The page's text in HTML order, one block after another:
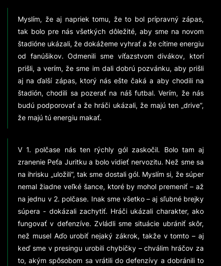
Myslím, že aj napriek tomu, že to bol prípravný zápas,
tak bolo pre nás všetkých dôležité, aby sme na novom
štadióne ukázali, že dokážeme vyhrať a že cítime energiu
od fanúšikov. Odmenili sme víťazstvom divákov, ktorí
prišli, a verím, že sme im dali dobrú pozvánku, aby prišli
aj na ďalší zápas, ktorý nás ešte čaká a aby chodili na
štadión, chodili sa pozerať na náš futbal. Verím, že nás
budú podporovať a že hráči ukázali, že majú ten „drive“,
že majú tú energiu makať.
V 1. polčase nás ten rýchly gól zaskočil. Bolo tam aj
zranenie Peťa Juritku a bolo vidieť nervozitu. Než sme sa
na ihrisku „uložili“, tak sme dostali gól. Myslím si, že súper
nemal žiadne veľké šance, ktoré by mohol premeniť – až
na jednu v 2. polčase. Inak sme všetko – aj sľubné brejky
súpera - dokázali zachytiť. Hráči ukázali charakter, ako
fungovať v defenzíve. Zvládli sme situácie ubrániť skôr,
než musel Aďo urobiť nejaký zákrok, takže v tomto – aj
keď sme v presingu urobili chybičky – chválim hráčov za
to, akým spôsobom sa vrátili do defenzívy a dobránili to